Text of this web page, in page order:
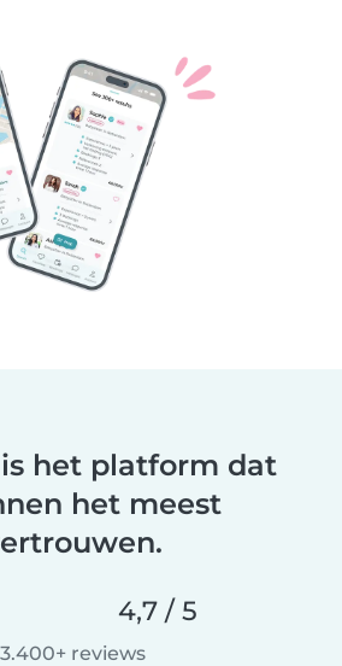
het platform dat
het meest
4,7 / 5
3.400+ reviews